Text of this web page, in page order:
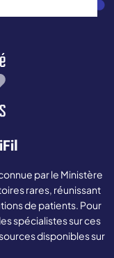
par le Ministère
rares, réunissant
de patients. Pour
spécialistes sur ces
disponibles sur